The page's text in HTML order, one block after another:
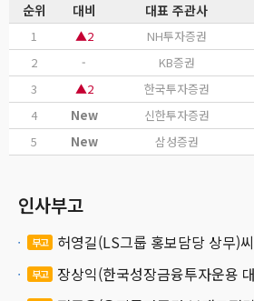
순위 대비 대표 주관사
1 ▲2 NH투자증권
2
- KB증권
3
▲2 한국투자증권
4
New 신한투자증권
5
New 삼성증권
인사부고
부고 허영길(LS그룹 홍보담당 상무)
부고 장상익(한국성장금융투자운용